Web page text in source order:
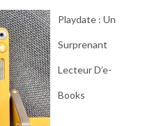
Playdate : Un
Surprenant
Lecteur D’e-
Books